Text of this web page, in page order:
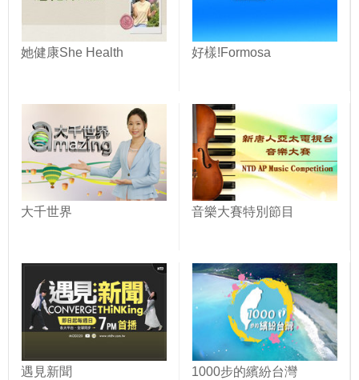
她健康She Health 好樣!Formosa
大千世界 音樂大賽特別節目
遇見新聞 1000步的繽紛台灣